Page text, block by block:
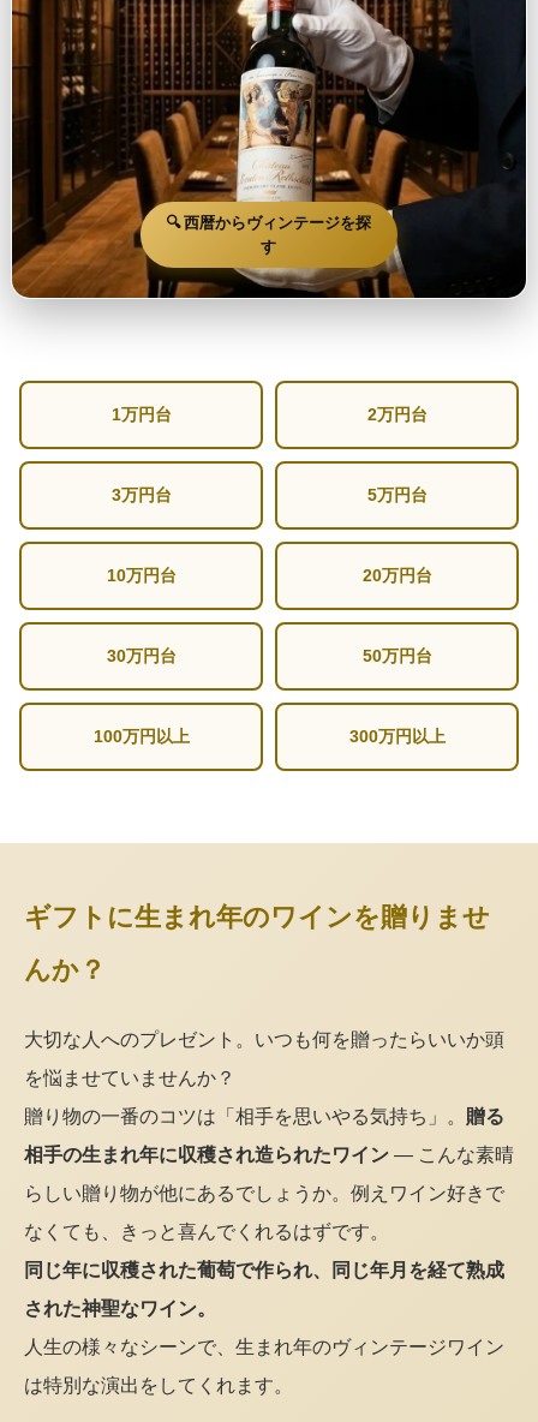
🔍 西暦からヴィンテージを探
す
1万円台 2万円台
3万円台 5万円台
10万円台 20万円台
30万円台 50万円台
100万円以上 300万円以上
ギフトに生まれ年のワインを贈りませ
んか？
大切な人へのプレゼント。いつも何を贈ったらいいか頭
を悩ませていませんか？
贈り物の一番のコツは「相手を思いやる気持ち」。 贈る
相手の生まれ年に収穫され造られたワイン — こんな素晴
らしい贈り物が他にあるでしょうか。例えワイン好きで
なくても、きっと喜んでくれるはずです。
同じ年に収穫された葡萄で作られ、同じ年月を経て熟成
された神聖なワイン。
人生の様々なシーンで、生まれ年のヴィンテージワイン
は特別な演出をしてくれます。